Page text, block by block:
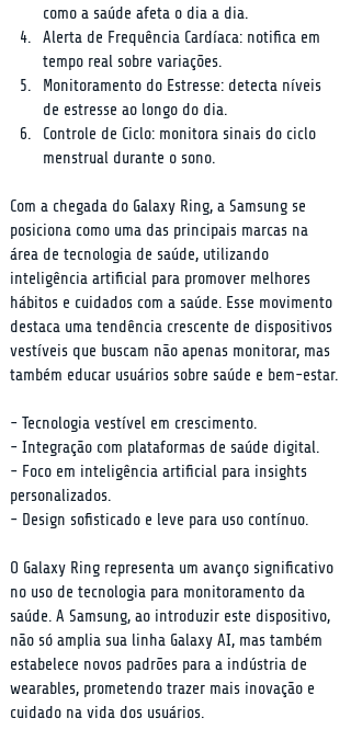
como a saúde afeta o dia a dia.
Alerta de Frequência Cardíaca: notifica em
tempo real sobre variações.
Monitoramento do Estresse: detecta níveis
de estresse ao longo do dia.
Controle de Ciclo: monitora sinais do ciclo
menstrual durante o sono.
Com a chegada do Galaxy Ring, a Samsung se
posiciona como uma das principais marcas na
área de tecnologia de saúde, utilizando
inteligência artificial para promover melhores
hábitos e cuidados com a saúde. Esse movimento
destaca uma tendência crescente de dispositivos
vestíveis que buscam não apenas monitorar, mas
também educar usuários sobre saúde e bem-estar.
- Tecnologia vestível em crescimento.
- Integração com plataformas de saúde digital.
- Foco em inteligência artificial para insights
personalizados.
- Design sofisticado e leve para uso contínuo.
O Galaxy Ring representa um avanço significativo
no uso de tecnologia para monitoramento da
saúde. A Samsung, ao introduzir este dispositivo,
não só amplia sua linha Galaxy AI, mas também
estabelece novos padrões para a indústria de
wearables, prometendo trazer mais inovação e
cuidado na vida dos usuários.